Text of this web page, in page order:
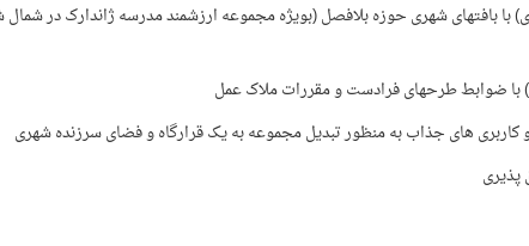
با بافت­های شهری حوزه بلافصل (بویژه مجموعه ارزشمند مدرسه ژاندارک در
با ضوابط طرح­های فرادست و مقررات ملاک عمل
کاربری­ های جذاب به منظور تبدیل مجموعه به یک قرارگاه و فضای سرزنده شهری
پذیری